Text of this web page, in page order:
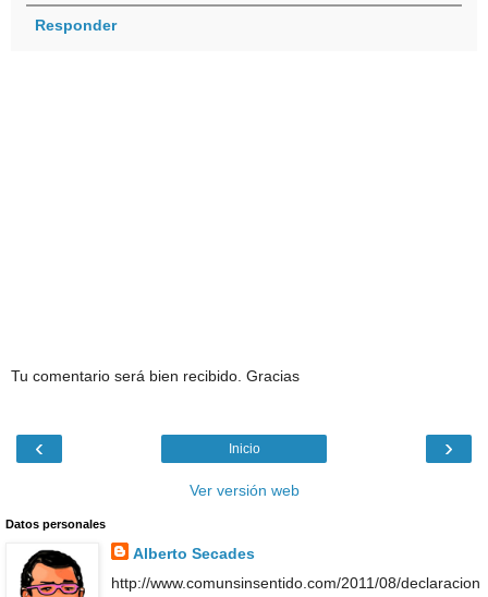
Responder
Tu comentario será bien recibido. Gracias
‹ ›
Inicio
Ver versión web
Datos personales
Alberto Secades
http://www.comunsinsentido.com/2011/08/declaracion